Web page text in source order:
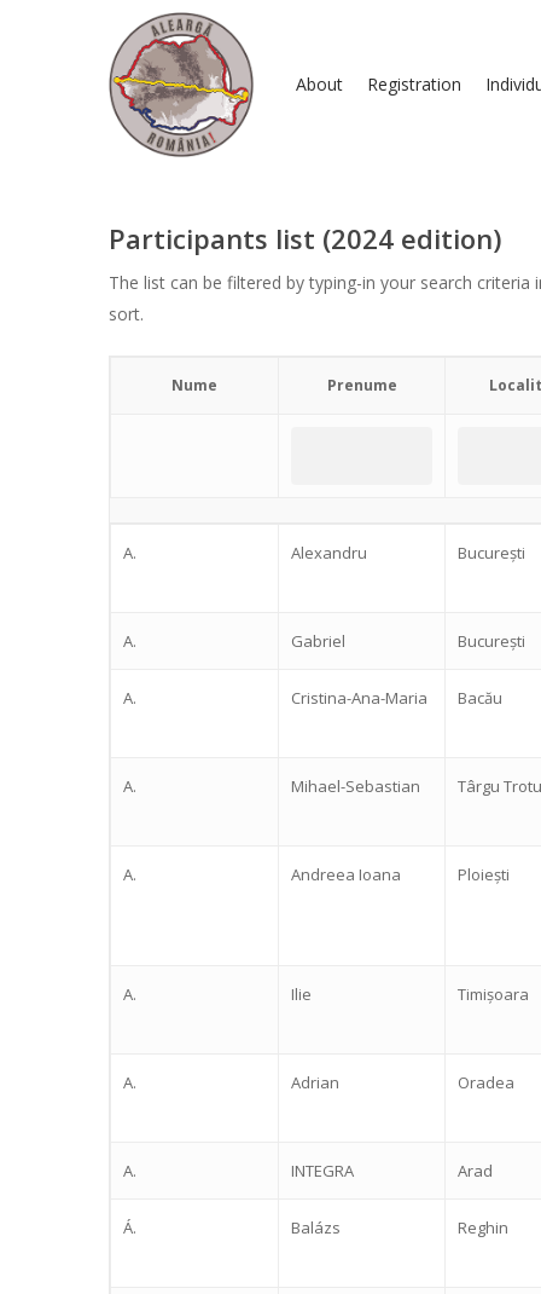
About Registration
Participants list (2024 edition)
The list can be filtered by typing-in your search
sort.
Nume Prenume
A. Alexandru București
A. Gabriel București
A. Cristina-Ana-Maria Bacău
A. Mihael-Sebastian Târgu
A. Andreea Ioana Ploiești
A. Ilie Timișoara
A. Adrian Oradea
A. INTEGRA Arad
Á. Balázs Reghin